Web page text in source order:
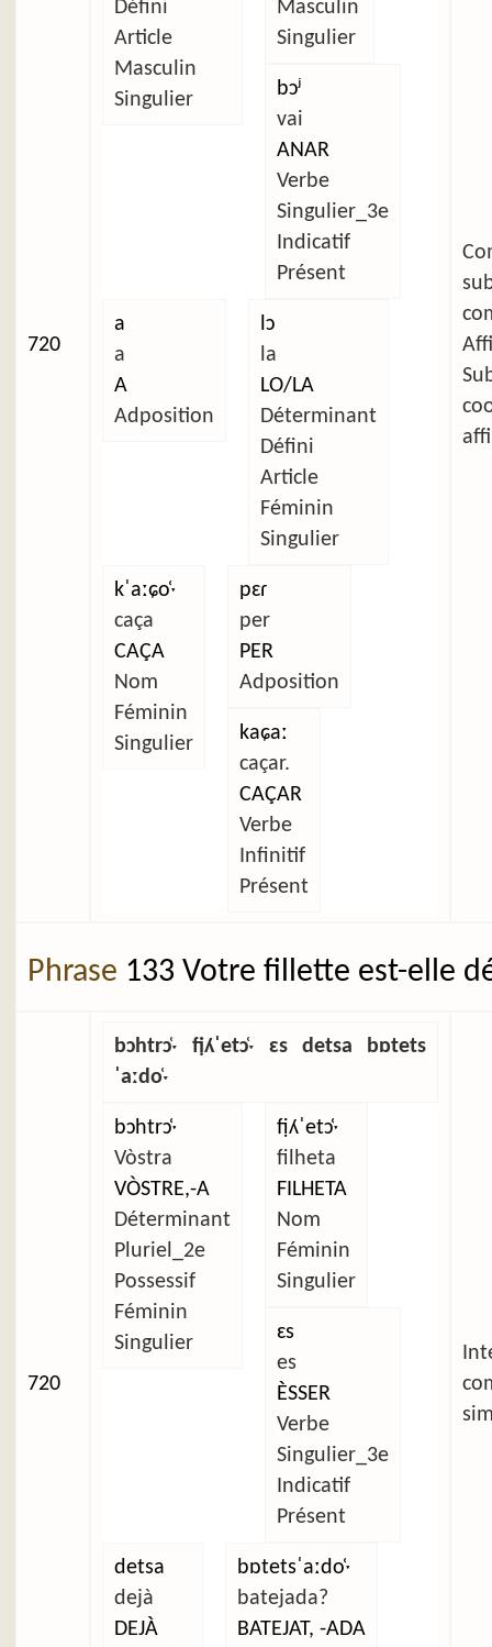
720
Défini
Article
Masculin
Singulier
Masculin
Singulier
bɔʲ
vai
ANAR
Verbe
Singulier_3e
Indicatif
Présent
a
a
A
Adposition
lɔ
la
LO/LA
Déterminant
Défini
Article
Féminin
Singulier
kˈaːɕo̜ˑ
caça
CAÇA
Nom
Féminin
Singulier
pɛɾ
per
PER
Adposition
kaɕaː
caçar.
CAÇAR
Verbe
Infinitif
Présent
Phrase 133 Votre fillette est-elle
720
bɔhtrɔ̜ˑ fịʎˈetɔ̜ˑ ɛs detsa bɒtets
ˈaːdo̜ˑ
bɔhtrɔ̜ˑ
Vòstra
VÒSTRE,-A
Déterminant
Pluriel_2e
Possessif
Féminin
Singulier
fịʎˈetɔ̜ˑ
filheta
FILHETA
Nom
Féminin
Singulier
ɛs
es
ÈSSER
Verbe
Singulier_3e
Indicatif
Présent
detsa
dejà
DEJÀ
bɒtetsˈaːdo̜ˑ
batejada?
BATEJAT, -ADA